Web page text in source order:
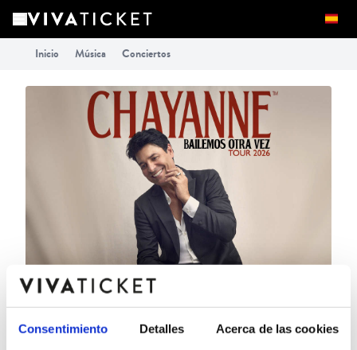
Consentimiento Detalles Acerca de las cookies
Inicio Música Conciertos